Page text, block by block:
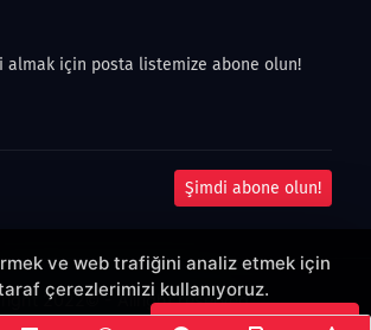
almak için posta listemize abone olun!
Şimdi abone olun!
2022© - Allright reserved.
ve web trafiğini analiz etmek için
çerezlerimizi kullanıyoruz.
Çerezleri Kabul Et